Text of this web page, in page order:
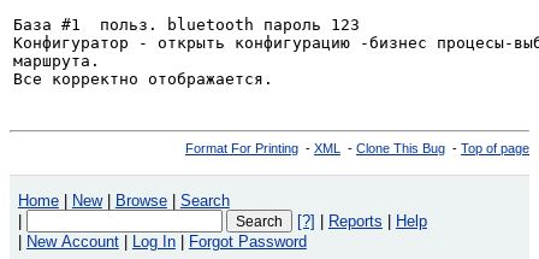
База #1  польз. bluetooth пароль 123
Конфигуратор - открыть конфигурацию -бизнес процесы-
маршрута.
Все корректно отображается.
Format For Printing - XML - Clone This Bug - Top of page
Home New Browse
Search
[?] Reports
Help
New Account Log In Forgot Password